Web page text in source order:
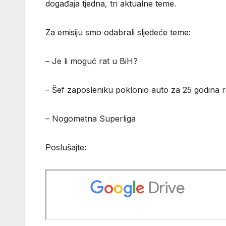
događaja tjedna, tri aktualne teme.
Za emisiju smo odabrali sljedeće teme:
– Je li moguć rat u BiH?
– Šef zaposleniku poklonio auto za 25 godina
– Nogometna Superliga
Poslušajte: